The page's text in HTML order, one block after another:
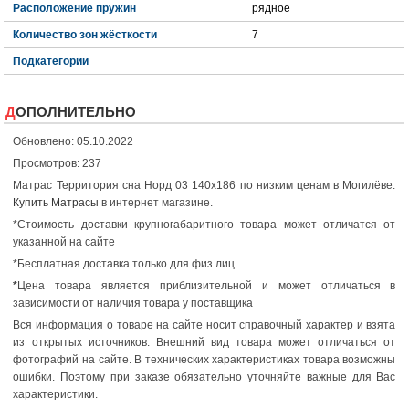
Расположение пружин рядное
Количество зон жёсткости 7
Подкатегории
ДОПОЛНИТЕЛЬНО
Обновлено: 05.10.2022
Просмотров: 237
Матрас Территория сна Норд 03 140x186 по низким ценам в Могилёве.
Купить Матрасы в интернет магазине.
*Стоимость доставки крупногабаритного товара может отличатся от
указанной на сайте
*Бесплатная доставка только для физ лиц.
*Цена товара является приблизительной и может отличаться в
зависимости от наличия товара у поставщика
Вся информация о товаре на сайте носит справочный характер и взята
из открытых источников. Внешний вид товара может отличаться от
фотографий на сайте. В технических характеристиках товара возможны
ошибки. Поэтому при заказе обязательно уточняйте важные для Вас
характеристики.